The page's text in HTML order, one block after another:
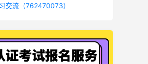
交流（762470073）